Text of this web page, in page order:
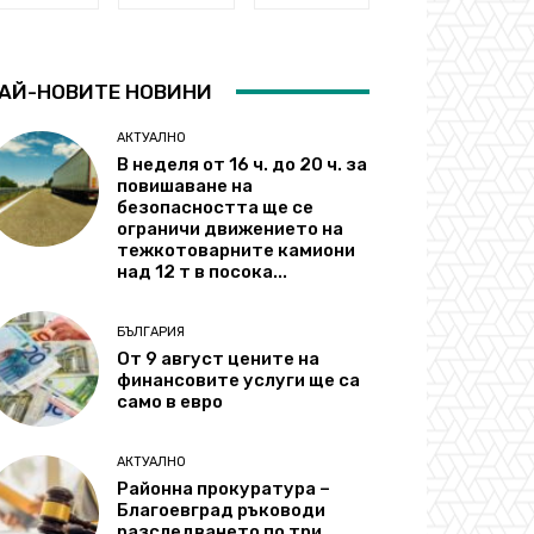
НОВИТЕ НОВИНИ
АКТУАЛНО
В неделя от 16 ч. до 20 ч. за
повишаване на
безопасността ще се
ограничи движението на
тежкотоварните камиони
над 12 т в посока...
БЪЛГАРИЯ
От 9 август цените на
финансовите услуги ще са
само в евро
АКТУАЛНО
Районна прокуратура –
Благоевград ръководи